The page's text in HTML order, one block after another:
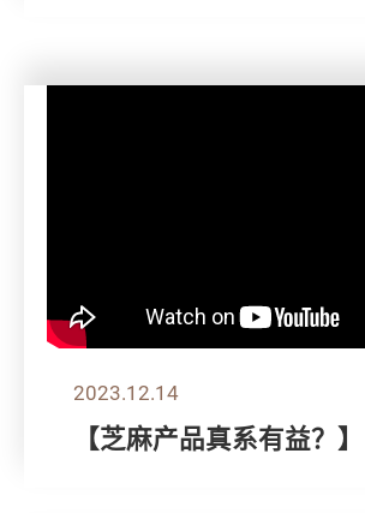
2023.12.14
【芝麻产品真系有益？】